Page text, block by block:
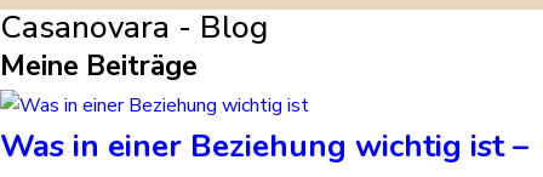
Casanovara - Blog
Meine Beiträge
Was in einer Beziehung wichtig ist –